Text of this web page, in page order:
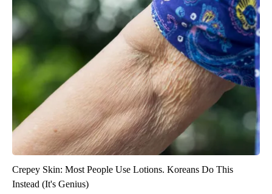
Crepey Skin: Most People Use Lotions. Koreans Do This
Instead (It's Genius)